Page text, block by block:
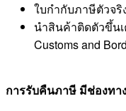
ใบกำกับภาษีตัวจริ
นำสินค้าติดตัวขึ้น
Customs and
การรับคืนภาษี มีช่องทา